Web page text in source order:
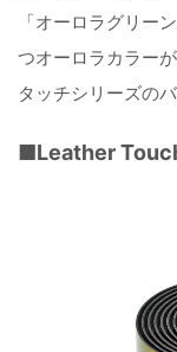
「オーロラグリー
つオーロラカラー
タッチシリーズの
■Leather